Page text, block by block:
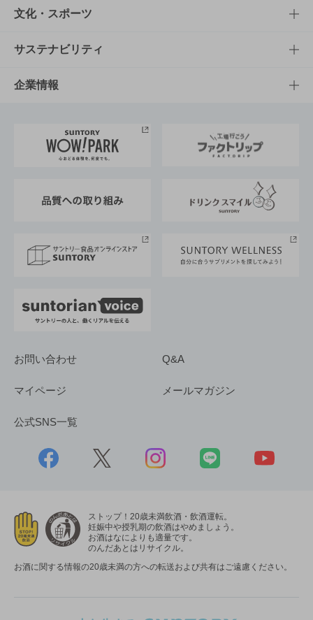
商品一覧
商品発売情報
栄養成分一覧
知る・楽しむTOP
キャンペーン
工場見学
地域情報
文化・スポーツ
文化・スポーツTOP
サントリーホール
サントリーサンバーズ大阪
サステナビリティ
サステナビリティTOP
サントリーが考えるサステナビリティ経営
企業情報
企業概要
採用情報
お問い合わせ Q&A
マイページ メールマガジン
公式SNS一覧
ストップ！20歳未満飲酒・飲酒運転。
妊娠中や授乳期の飲酒はやめましょう。
お酒はなによりも適量です。
のんだあとはリサイクル。
お酒に関する情報の20歳未満の方への転送および共有はご遠慮ください。